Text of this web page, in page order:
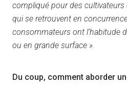
compliqué pour des
qui se retrouvent en
consommateurs ont l’habitude
ou en grande surface ».
Du coup, comment aborder